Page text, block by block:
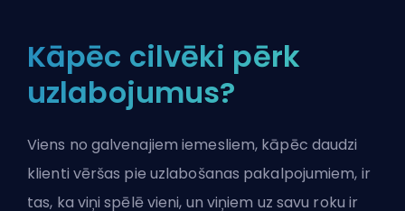
Kāpēc cilvēki pērk
uzlabojumus?
Viens no galvenajiem iemesliem, kāpēc daudzi
klienti vēršas pie uzlabošanas pakalpojumiem, ir
tas, ka viņi spēlē vieni, un viņiem uz savu roku ir